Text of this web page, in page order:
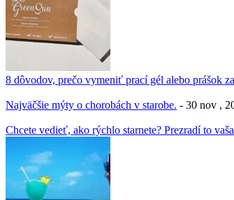
8 dôvodov, prečo vymeniť prací gél alebo prášok
Najväčšie mýty o chorobách v starobe. - 30 nov ,
Chcete vedieť, ako rýchlo starnete? Prezradí to